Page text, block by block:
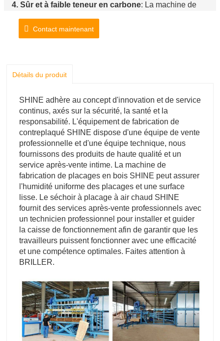
4. Sûr et à faible teneur en carbone: La machine de
dépoussiérage pour garantir que l'air chaud ne contient
ni fumée ni poussière, qu'il est propre et sûr. Notre
Contact maintenant
Détails du produit
SHINE adhère au concept d'innovation et de service
continus, axés sur la sécurité, la santé et la
responsabilité. L'équipement de fabrication de
contreplaqué SHINE dispose d'une équipe de vente
professionnelle et d'une équipe technique, nous
fournissons des produits de haute qualité et un
service après-vente intime. La machine de
fabrication de placages en bois SHINE peut assurer
l'humidité uniforme des placages et une surface
lisse. Le séchoir à placage à air chaud SHINE
fournit des services après-vente professionnels avec
un technicien professionnel pour installer et guider
la caisse de fonctionnement afin de garantir que les
travailleurs puissent fonctionner avec une efficacité
et une compétence optimales. Faites attention à
BRILLER.